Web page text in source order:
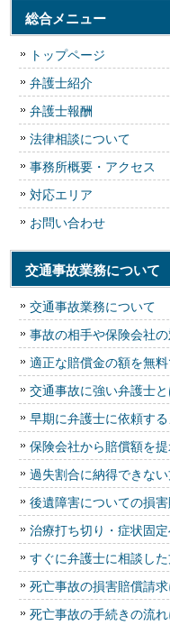
総合メニュー
トップページ
弁護士紹介
弁護士報酬
法律相談について
事務所概要・アクセス
対応エリア
お問い合わせ
交通事故業務について
交通事故業務について
事故の相手や保険会社
適正な賠償金の額を無
交通事故に強い弁護士
早期に弁護士に依頼す
保険会社から賠償額を
過失割合に納得できな
後遺障害についての損
治療打ち切り・症状固
すぐに弁護士に相談し
死亡事故の損害賠償請
死亡事故の手続きの流